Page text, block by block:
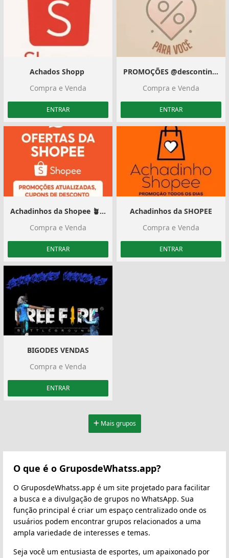
Achados Shopp ️
Compra e Venda
ENTRAR
PROMOÇÕES @descontinhosparavoce_
Compra e Venda
ENTRAR
Achadinhos da Shopee 🪴 | #01
Compra e Venda
ENTRAR
Achadinhos da SHOPEE
Compra e Venda
ENTRAR
BIGODES VENDAS
Compra e Venda
ENTRAR
Mais grupos
O que é o GruposdeWhatss.app?
O GruposdeWhatss.app é um site projetado para facilitar
a busca e a divulgação de grupos no WhatsApp. Sua
função principal é criar um espaço centralizado onde os
usuários podem encontrar grupos relacionados a uma
ampla variedade de interesses e temas.
Seja você um entusiasta de esportes, um apaixonado por